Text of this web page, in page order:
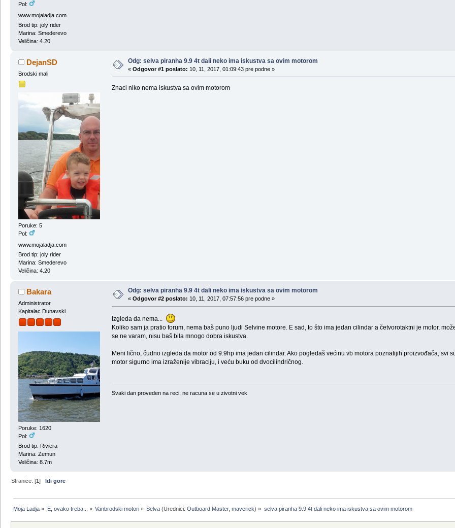
Pol:
www.mojaladja.com
Brod tip: joly rider
Marina: Smederevo
Veličina: 4.20
DejanSD
Brodski mali
Poruke: 5
Pol:
www.mojaladja.com
Brod tip: joly rider
Marina: Smederevo
Veličina: 4.20
Odg: selva piranha 9.9 4t dali neko ima iskustva sa ovim motorom
« Odgovor #1 poslato: 10, 11, 2017, 01:09:43 pre podne »
Znaci niko nema iskustva sa ovim motorom
Bakara
Administrator
Kapitalac Dunavski
Poruke: 1620
Pol:
Brod tip: Riviera
Marina: Zemun
Veličina: 8.7m
Odg: selva piranha 9.9 4t dali neko ima iskustva sa ovim motorom
« Odgovor #2 poslato: 10, 11, 2017, 07:57:56 pre podne »
Izgleda da nema...
Koliko sam ja pratio forum, nema baš puno ljudi Selvine motore. E sad, to što ima jedan cilindar a četvorotaktni je motor,
se ne varam, nisu baš bila mnogo dobra iskustva.
Meni lično, čudno izgleda da motor od 9.9hp ima jedan cilindar. Ako pogledaš većinu vb motora poznatijih proizvođača, svi
motor sigurno ima izraženije vibraciju, i veću buku od dvocilindričnog.
Svaki dan proveden na reci, ne racuna se u zivotni vek
Stranice: [1]Idi gore
Moja Ladja » E, ovako treba... » Vanbrodski motori» Selva (Urednici:Outboard Master,maverick) » selva piranha 9.9 4t dali neko ima iskustva sa ovim motorom